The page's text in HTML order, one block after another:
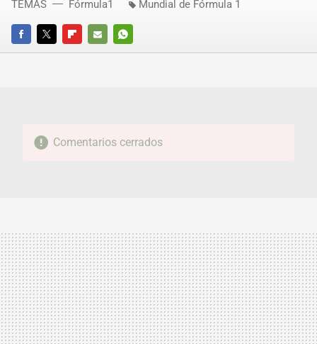
FACEBOOKTWITTERFLIPBOARD
E-
WHATSAPP
TEMAS Fórmula1 Mundial de Fórmula 1
Comentarios cerrados